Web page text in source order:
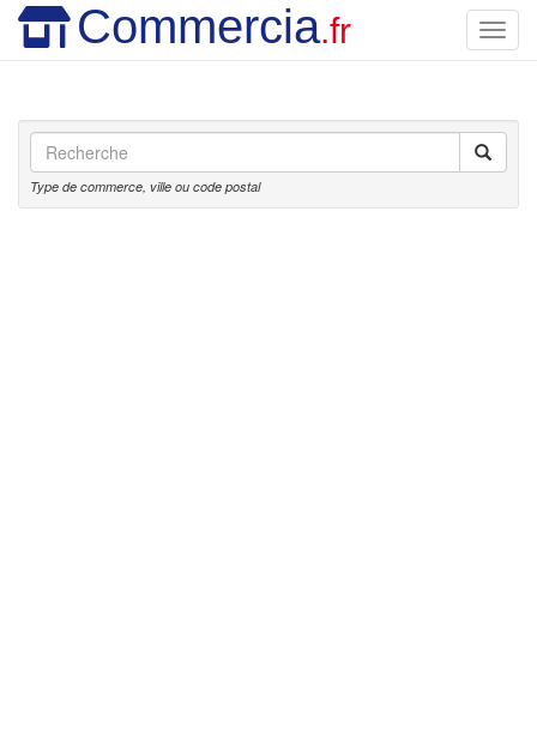
Commercia.fr
Type de commerce, ville ou code postal